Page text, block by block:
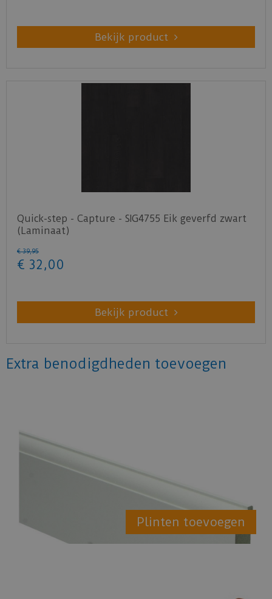
Bekijk product
Quick-step - Capture - SIG4755 Eik geverfd zwart
(Laminaat)
€ 39,95
€ 32 ,00
Bekijk product
Extra benodigdheden toevoegen
Plinten toevoegen